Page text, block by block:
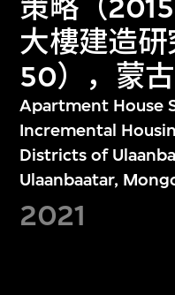
策略（
大樓建造研
50），蒙
Apartment House
Incremental
Districts of
Ulaanbaatar,
2021